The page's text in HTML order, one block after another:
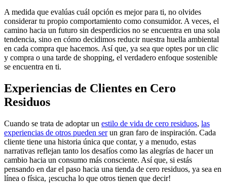
A medida que evalúas cuál opción es mejor para ti, no olvides
considerar tu propio comportamiento como consumidor. A veces, el
camino hacia un futuro sin desperdicios no se encuentra en una sola
tendencia, sino en cómo decidimos reducir nuestra huella ambiental
en cada compra que hacemos. Así que, ya sea que optes por un clic
y compra o una tarde de shopping, el verdadero enfoque sostenible
se encuentra en ti.
Experiencias de Clientes en Cero
Residuos
Cuando se trata de adoptar un estilo de vida de cero residuos, las
experiencias de otros pueden serun gran faro de inspiración. Cada
cliente tiene una historia única que contar, y a menudo, estas
narrativas reflejan tanto los desafíos como las alegrías de hacer un
cambio hacia un consumo más consciente. Así que, si estás
pensando en dar el paso hacia una tienda de cero residuos, ya sea en
línea o física, ¡escucha lo que otros tienen que decir!